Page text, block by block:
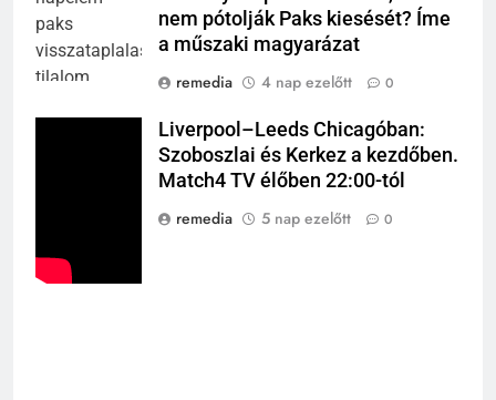
nem pótolják Paks kiesését? Íme
a műszaki magyarázat
remedia
4 nap ezelőtt 0
Liverpool–Leeds Chicagóban:
Szoboszlai és Kerkez a kezdőben.
Match4 TV élőben 22:00-tól
remedia
5 nap ezelőtt 0